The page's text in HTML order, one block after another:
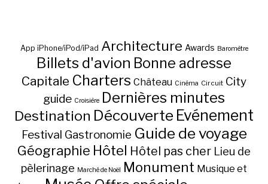
App iPhone/iPod/iPad Architecture Awards Baromètre
Billets d'avion Bonne adresse
Capitale Charters Château Cinéma Circuit City
guide Croisière Dernières minutes
Destination Découverte Evénement
Festival Gastronomie Guide de voyage
Géographie Hôtel Hôtel pas cher Lieu de
pèlerinage Marché de Noël Monument Musique et